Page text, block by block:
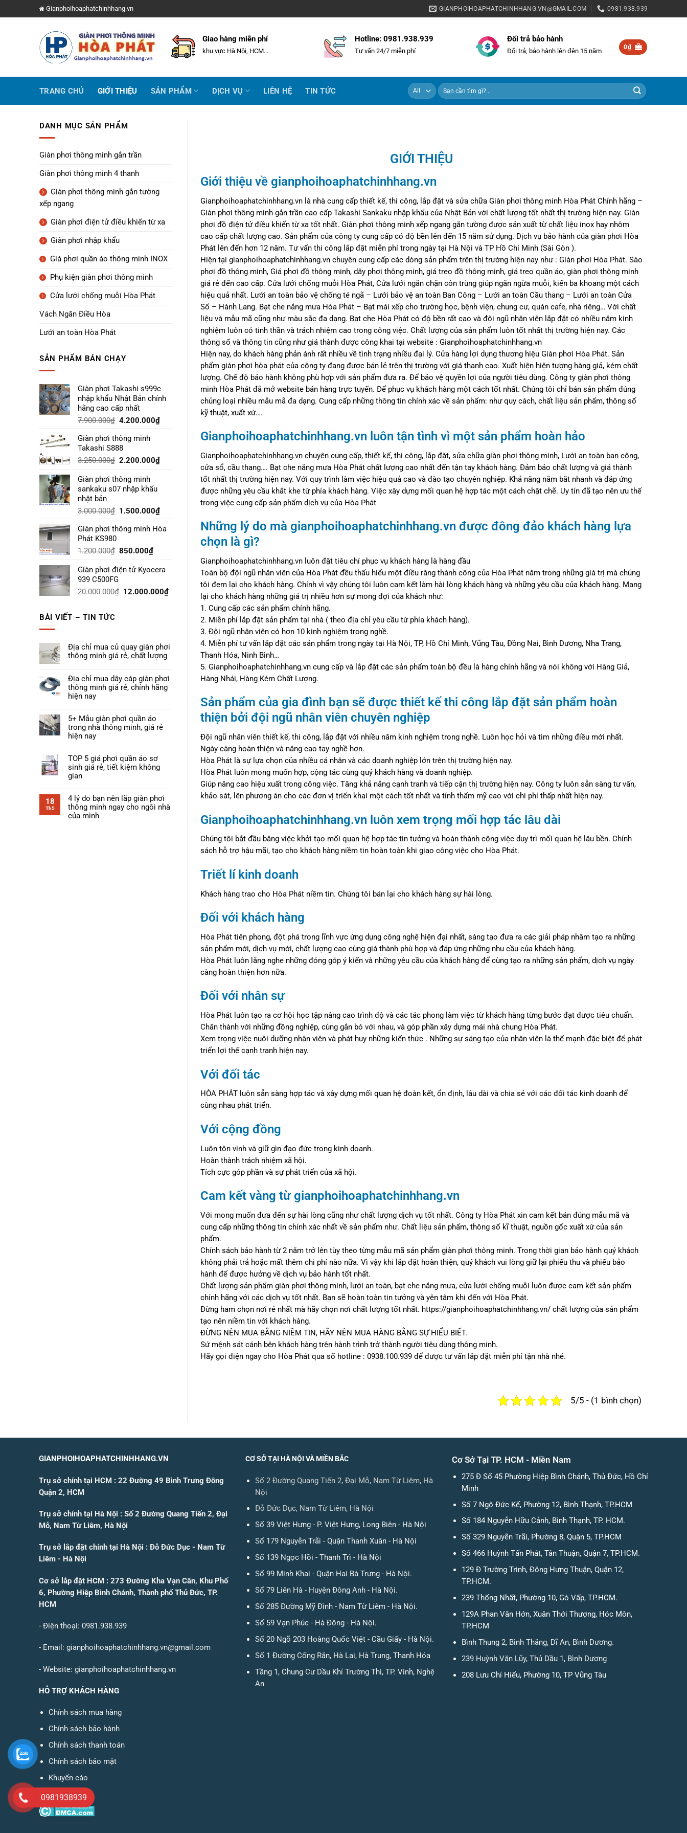
Gianphoihoaphatchinhhang.vn GIANPHOIHOAPHATCHINHHANG.VN@GMAIL.COM 0981.938.939
Giao hàng miễn phí
khu vực Hà Nội, HCM...
Hotline: 0981.938.939
Tư vấn 24/7 miễn phí
Đổi trả bảo hành
Đổi trả, bảo hành lên đên 15 năm
0₫
TRANG CHỦ GIỚI THIỆU SẢN PHẨM DỊCH VỤ LIÊN HỆ TIN TỨC
GIỚI THIỆU
Giới thiệu về gianphoihoaphatchinhhang.vn
Gianphoihoaphatchinhhang.vn là nhà cung cấp thiết kế, thi công, lắp đặt và sửa chữa Giàn phơi thông minh Hòa Phát Chính hãng –
Giàn phơi thông minh gắn trần cao cấp Takashi Sankaku nhập khẩu của Nhật Bản với chất lượng tốt nhất thị trường hiện nay. Giàn
phơi đồ điện tử điều khiển từ xa tốt nhất. Giàn phơi thông minh xếp ngang gắn tường được sản xuất từ chất liệu inox hay nhôm
cao cấp chất lượng cao. Sản phẩm của công ty cung cấp có độ bền lên đến 15 năm sử dụng. Dịch vụ bảo hành của giàn phơi Hòa
Phát lên đến hơn 12 năm. Tư vấn thi công lắp đặt miễn phí trong ngày tại Hà Nội và TP Hồ Chí Minh (Sài Gòn ).
Hiện tại gianphoihoaphatchinhhang.vn chuyên cung cấp các dòng sản phẩm trên thị trường hiện nay như : Giàn phơi Hòa Phát. Sào
phơi đồ thông minh, Giá phơi đồ thông minh, dây phơi thông minh, giá treo đồ thông minh, giá treo quần áo, giàn phơi thông minh
giá rẻ đến cao cấp. Cửa lưới chống muỗi Hòa Phát, Cửa lưới ngăn chặn côn trùng giúp ngăn ngừa muỗi, kiến ba khoang một cách
hiệu quả nhất. Lưới an toàn bảo vệ chống té ngã – Lưới bảo vệ an toàn Ban Công – Lưới an toàn Cầu thang – Lưới an toàn Cửa
Sổ – Hành Lang. Bạt che nắng mưa Hòa Phát – Bạt mái xếp cho trường học, bệnh viện, chung cư, quán cafe, nhà riêng… Với chất
liệu và mẫu mã cũng như màu sắc đa dạng. Bạt che Hòa Phát có độ bền rất cao và đội ngũ nhân viên lắp đặt có nhiều năm kinh
nghiệm luôn có tinh thần và trách nhiệm cao trong công việc. Chất lượng của sản phẩm luôn tốt nhất thị trường hiện nay. Các
thông số và thông tin cũng như giá thành được công khai tại website : Gianphoihoaphatchinhhang.vn
Hiện nay, do khách hàng phản ánh rất nhiều về tình trạng nhiều đại lý. Cửa hàng lợi dụng thương hiệu Giàn phơi Hòa Phát. Sản
phẩm giàn phơi hòa phát của công ty đang được bán lẻ trên thị trường với giá thanh cao. Xuất hiện hiện tượng hàng giả, kém chất
lượng. Chế độ bảo hành không phù hợp với sản phẩm đưa ra. Để bảo vệ quyền lợi của người tiêu dùng. Công ty giàn phơi thông
minh Hòa Phát đã mở website bán hàng trực tuyến. Để phục vụ khách hàng một cách tốt nhất. Chúng tôi chỉ bán sản phẩm đúng
chủng loại nhiều mẫu mã đa dạng. Cung cấp những thông tin chính xác về sản phẩm: như quy cách, chất liệu sản phẩm, thông số
kỹ thuật, xuất xứ….
Gianphoihoaphatchinhhang.vn luôn tận tình vì một sản phẩm hoàn hảo
Gianphoihoaphatchinhhang.vn chuyên cung cấp, thiết kế, thi công, lắp đặt, sửa chữa giàn phơi thông minh, Lưới an toàn ban công,
cửa sổ, cầu thang…. Bạt che nắng mưa Hòa Phát chất lượng cao nhất đến tận tay khách hàng. Đảm bảo chất lượng và giá thành
tốt nhất thị trường hiện nay. Với quy trình làm việc hiệu quả cao và đào tạo chuyên nghiệp. Khả năng nắm bắt nhanh và đáp ứng
được những yêu cầu khắt khe từ phía khách hàng. Việc xây dựng mối quan hệ hợp tác một cách chặt chẽ. Uy tín đã tạo nên ưu thế
trong việc cung cấp sản phẩm dịch vụ của Hòa Phát
Những lý do mà gianphoihoaphatchinhhang.vn được đông đảo khách hàng lựa
chọn là gì?
Gianphoihoaphatchinhhang.vn luôn đặt tiêu chí phục vụ khách hàng là hàng đầu
Toàn bộ đội ngũ nhân viên của Hòa Phát đều thấu hiểu một điều rằng thành công của Hòa Phát nằm trong những giá trị mà chúng
tôi đem lại cho khách hàng. Chính vì vậy chúng tôi luôn cam kết làm hài lòng khách hàng và những yêu cầu của khách hàng. Mang
lại cho khách hàng những giá trị nhiều hơn sự mong đợi của khách như:
1. Cung cấp các sản phẩm chính hãng.
2. Miễn phí lắp đặt sản phẩm tại nhà ( theo địa chỉ yêu cầu từ phía khách hàng).
3. Đội ngũ nhân viên có hơn 10 kinh nghiệm trong nghề.
4. Miễn phí tư vấn lắp đặt các sản phẩm trong ngày tại Hà Nội, TP, Hồ Chí Minh, Vũng Tàu, Đồng Nai, Bình Dương, Nha Trang,
Thanh Hóa, Ninh Bình…
5. Gianphoihoaphatchinhhang.vn cung cấp và lắp đặt các sản phẩm toàn bộ đều là hàng chính hãng và nói không với Hàng Giả,
Hàng Nhái, Hàng Kém Chất Lượng.
Sản phẩm của gia đình bạn sẽ được thiết kế thi công lắp đặt sản phẩm hoàn
thiện bởi đội ngũ nhân viên chuyên nghiệp
Đội ngũ nhân viên thiết kế, thi công, lắp đặt với nhiều năm kinh nghiệm trong nghề. Luôn học hỏi và tìm những điều mới nhất.
Ngày càng hoàn thiện và nâng cao tay nghề hơn.
Hòa Phát là sự lựa chọn của nhiều cá nhân và các doanh nghiệp lớn trên thị trường hiện nay.
Hòa Phát luôn mong muốn hợp, cộng tác cùng quý khách hàng và doanh nghiệp.
Giúp nâng cao hiệu xuất trong công việc. Tăng khả năng cạnh tranh và tiếp cận thị trường hiện nay. Công ty luôn sẵn sàng tư vấn,
khảo sát, lên phương án cho các đơn vị triển khai một cách tốt nhất và tính thẩm mỹ cao với chi phí thấp nhất hiện nay.
Gianphoihoaphatchinhhang.vn luôn xem trọng mối hợp tác lâu dài
Chúng tôi bắt đầu bằng việc khởi tạo mối quan hệ hợp tác tin tưởng và hoàn thành công việc duy trì mối quan hệ lâu bền. Chính
sách hỗ trợ hậu mãi, tạo cho khách hàng niềm tin hoàn toàn khi giao công việc cho Hòa Phát.
Triết lí kinh doanh
Khách hàng trao cho Hòa Phát niềm tin. Chúng tôi bán lại cho khách hàng sự hài lòng.
Đối với khách hàng
Hòa Phát tiên phong, đột phá trong lĩnh vực ứng dụng công nghệ hiện đại nhất, sáng tạo đưa ra các giải pháp nhằm tạo ra những
sản phẩm mới, dịch vụ mới, chất lượng cao cùng giá thành phù hợp và đáp ứng những nhu cầu của khách hàng.
Hòa Phát luôn lắng nghe những đóng góp ý kiến và những yêu cầu của khách hàng để cùng tạo ra những sản phẩm, dịch vụ ngày
càng hoàn thiện hơn nữa.
Đối với nhân sự
Hòa Phát luôn tạo ra cơ hội học tập nâng cao trình độ và các tác phong làm việc từ khách hàng từng bước đạt được tiêu chuẩn.
Chân thành với những đồng nghiệp, cùng gắn bó với nhau, và góp phần xây dựng mái nhà chung Hòa Phát.
Xem trọng việc nuôi dưỡng nhân viên và phát huy những kiến thức . Những sự sáng tạo của nhân viên là thế mạnh đặc biệt để phát
triển lợi thế cạnh tranh hiện nay.
Với đối tác
HÒA PHÁT luôn sẵn sàng hợp tác và xây dựng mối quan hệ đoàn kết, ổn định, lâu dài và chia sẻ với các đối tác kinh doanh để
cùng nhau phát triển.
Với cộng đồng
Luôn tôn vinh và giữ gìn đạo đức trong kinh doanh.
Hoàn thành trách nhiệm xã hội.
Tích cực góp phần và sự phát triển của xã hội.
Cam kết vàng từ gianphoihoaphatchinhhang.vn
Với mong muốn đưa đến sự hài lòng cũng như chất lượng dịch vụ tốt nhất. Công ty Hòa Phát xin cam kết bán đúng mẫu mã và
cung cấp những thông tin chính xác nhất về sản phẩm như. Chất liệu sản phẩm, thông số kĩ thuật, nguồn gốc xuất xứ của sản
phẩm.
Chính sách bảo hành từ 2 năm trở lên tùy theo từng mẫu mã sản phẩm giàn phơi thông minh. Trong thời gian bảo hành quý khách
không phải trả hoặc mất thêm chi phí nào nữa. Vì vậy khi lắp đặt hoàn thiện, quý khách vui lòng giữ lại phiếu thu và phiếu bảo
hành để được hưởng về dịch vụ bảo hành tốt nhất.
Chất lượng sản phẩm giàn phơi thông minh, lưới an toàn, bạt che nắng mưa, cửa lưới chống muỗi luôn được cam kết sản phẩm
chính hãng với các dịch vụ tốt nhất. Bạn sẽ hoàn toàn tin tưởng và yên tâm khi đến với Hòa Phát.
Đừng ham chọn nơi rẻ nhất mà hãy chọn nơi chất lượng tốt nhất. https://gianphoihoaphatchinhhang.vn/ chất lượng của sản phẩm
tạo nên niềm tin với khách hàng.
ĐỪNG NÊN MUA BẰNG NIỀM TIN, HÃY NÊN MUA HÀNG BẰNG SỰ HIỂU BIẾT.
Sứ mệnh sát cánh bên khách hàng trên hành trình trở thành người tiêu dùng thông minh.
Hãy gọi điện ngay cho Hòa Phát qua số hotline : 0938.100.939 để được tư vấn lắp đặt miễn phí tận nhà nhé.
5/5 - (1 bình chọn)
DANH MỤC SẢN PHẨM
Giàn phơi thông minh gắn trần
Giàn phơi thông minh 4 thanh
Giàn phơi thông minh gắn tường
xếp ngang
Giàn phơi điện tử điều khiển từ xa
Giàn phơi nhập khẩu
Giá phơi quần áo thông minh INOX
Phụ kiện giàn phơi thông minh
Cửa lưới chống muỗi Hòa Phát
Vách Ngăn Điều Hòa
Lưới an toàn Hòa Phát
SẢN PHẨM BÁN CHẠY
Giàn phơi Takashi s999c
nhập khẩu Nhật Bản chính
hãng cao cấp nhất
7.900.000₫ 4.200.000₫
Giàn phơi thông minh
Takashi S888
3.250.000₫ 2.200.000₫
Giàn phơi thông minh
sankaku s07 nhập khẩu
nhật bản
3.000.000₫ 1.500.000₫
Giàn phơi thông minh Hòa
Phát KS980
1.200.000₫ 850.000₫
Giàn phơi điện tử Kyocera
939 C500FG
20.000.000₫ 12.000.000₫
BÀI VIẾT – TIN TỨC
Địa chỉ mua củ quay giàn phơi
thông minh giá rẻ, chất lượng
Địa chỉ mua dây cáp giàn phơi
thông minh giá rẻ, chính hãng
hiện nay
5+ Mẫu giàn phơi quần áo
trong nhà thông minh, giá rẻ
hiện nay
TOP 5 giá phơi quần áo sơ
sinh giá rẻ, tiết kiệm không
gian
18
Th5
4 lý do bạn nên lắp giàn phơi
thông minh ngay cho ngôi nhà
của mình
GIANPHOIHOAPHATCHINHHANG.VN
Trụ sở chính tại HCM : 22 Đường 49 Bình Trưng Đông
Quận 2, HCM
Trụ sở chính tại Hà Nội : Số 2 Đường Quang Tiến 2, Đại
Mỗ, Nam Từ Liêm, Hà Nội
Trụ sở lắp đặt chính tại Hà Nội : Đỗ Đức Dục - Nam Từ
Liêm - Hà Nội
Cơ sở lắp đặt HCM : 273 Đường Kha Vạn Cân, Khu Phố
6, Phường Hiệp Bình Chánh, Thành phố Thủ Đức, TP.
HCM
- Điện thoại: 0981.938.939
- Email: gianphoihoaphatchinhhang.vn@gmail.com
- Website: gianphoihoaphatchinhhang.vn
HỖ TRỢ KHÁCH HÀNG
Chính sách mua hàng
Chính sách bảo hành
Chính sách thanh toán
Chính sách bảo mật
Khuyến cáo
Cam kết
CƠ SỞ TẠI HÀ NỘI VÀ MIỀN BẮC
Số 2 Đường Quang Tiến 2, Đại Mỗ, Nam Từ Liêm, Hà
Nội
Đỗ Đức Dục, Nam Từ Liêm, Hà Nội
Số 39 Việt Hưng - P. Việt Hưng, Long Biên - Hà Nội
Số 179 Nguyễn Trãi - Quận Thanh Xuân - Hà Nội
Số 139 Ngọc Hồi - Thanh Trì - Hà Nội
Số 99 Minh Khai - Quận Hai Bà Trưng - Hà Nội.
Số 79 Liên Hà - Huyện Đông Anh - Hà Nội.
Số 285 Đường Mỹ Đình - Nam Từ Liêm - Hà Nội.
Số 59 Vạn Phúc - Hà Đông - Hà Nội.
Số 20 Ngõ 203 Hoàng Quốc Việt - Cầu Giấy - Hà Nội.
Số 1 Đường Cống Rắn, Hà Lai, Hà Trung, Thanh Hóa
Tầng 1, Chung Cư Dầu Khí Trường Thi, TP. Vinh, Nghệ
An
Cơ Sở Tại TP. HCM - Miền Nam
275 Đ Số 45 Phường Hiệp Bình Chánh, Thủ Đức, Hồ Chí
Minh
Số 7 Ngô Đức Kế, Phường 12, Bình Thạnh, TP.HCM
Số 184 Nguyễn Hữu Cảnh, Bình Thạnh, TP. HCM.
Số 329 Nguyễn Trãi, Phường 8, Quận 5, TP.HCM
Số 466 Huỳnh Tấn Phát, Tân Thuận, Quận 7, TP.HCM.
129 Đ Trường Trinh, Đông Hưng Thuận, Quận 12,
TP.HCM.
239 Thống Nhất, Phường 10, Gò Vấp, TP.HCM.
129A Phan Văn Hớn, Xuân Thới Thượng, Hóc Môn,
TP.HCM
Bình Thung 2, Bình Thắng, Dĩ An, Bình Dương.
239 Huỳnh Văn Lũy, Thủ Dầu 1, Bình Dương
208 Lưu Chí Hiếu, Phường 10, TP Vũng Tàu
0981938939